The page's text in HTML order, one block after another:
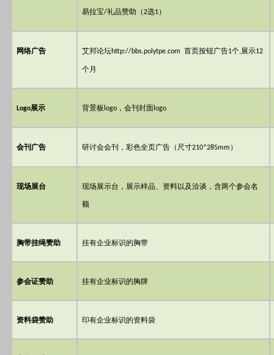
易拉宝/礼品赞助（2选1）
网络广告 艾邦论坛http://bbs.polytpe.com 首页按钮广告1个,展示12
个月
Logo展示 背景板 logo ，会刊封面 logo
会刊广告 研讨会会刊，彩色全页广告（尺寸210*285mm ）
现场展台 现场展示台，展示样品、资料以及洽谈，含两个参会名
额
胸带挂绳赞助 挂有企业标识的胸带
参会证赞助 挂有企业标识的胸牌
资料袋赞助 印有企业标识的资料袋